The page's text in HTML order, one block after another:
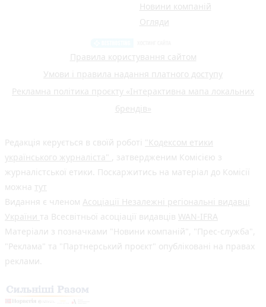
Новини компаній
Огляди
Правила користування сайтом
Умови і правила надання платного доступу
Рекламна політика проєкту «Інтерактивна мапа локальних
брендів»
Редакція керується в своїй роботі "Кодексом етики
українського журналіста" , затвердженим Комісією з
журналістської етики. Поскаржитись на матеріал до Комісії
можна тут
Видання є членом Асоціації Незалежні регіональні видавці
України та Всесвітньої асоціації видавців WAN-IFRA
Матеріали з позначками "Новини компаній", "Прес-служба",
"Реклама" та "Партнерський проєкт" опубліковані на правах
реклами.